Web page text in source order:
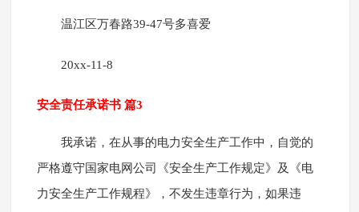
温江区万春路39-47号多喜爱
20xx-11-8
安全责任承诺书 篇3
我承诺，在从事的电力安全生产工作中，自觉的
严格遵守国家电网公司《安全生产工作规定》及《电
力安全生产工作规程》，不发生违章行为，如果违